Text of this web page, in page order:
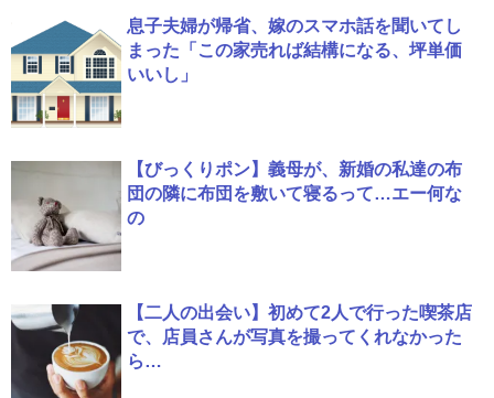
息子夫婦が帰省、嫁のスマホ話を聞いてし
まった「この家売れば結構になる、坪単価
いいし」
【びっくりポン】義母が、新婚の私達の布
団の隣に布団を敷いて寝るって…エー何な
の
【二人の出会い】初めて2人で行った喫茶店
で、店員さんが写真を撮ってくれなかった
ら…